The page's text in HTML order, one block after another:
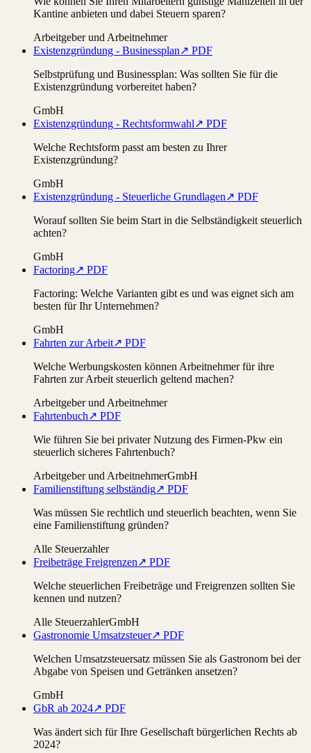
Kantine anbieten und dabei Steuern sparen?
Arbeitgeber und Arbeitnehmer
Existenzgründung - Businessplan↗ PDF
Selbstprüfung und Businessplan: Was sollten Sie für die
Existenzgründung vorbereitet haben?
GmbH
Existenzgründung - Rechtsformwahl↗ PDF
Welche Rechtsform passt am besten zu Ihrer
Existenzgründung?
GmbH
Existenzgründung - Steuerliche Grundlagen↗ PDF
Worauf sollten Sie beim Start in die Selbständigkeit steuerlich
achten?
GmbH
Factoring↗ PDF
Factoring: Welche Varianten gibt es und was eignet sich am
besten für Ihr Unternehmen?
GmbH
Fahrten zur Arbeit↗ PDF
Welche Werbungskosten können Arbeitnehmer für ihre
Fahrten zur Arbeit steuerlich geltend machen?
Arbeitgeber und Arbeitnehmer
Fahrtenbuch↗ PDF
Wie führen Sie bei privater Nutzung des Firmen-Pkw ein
steuerlich sicheres Fahrtenbuch?
Arbeitgeber und ArbeitnehmerGmbH
Familienstiftung selbständig↗ PDF
Was müssen Sie rechtlich und steuerlich beachten, wenn Sie
eine Familienstiftung gründen?
Alle Steuerzahler
Freibeträge Freigrenzen↗ PDF
Welche steuerlichen Freibeträge und Freigrenzen sollten Sie
kennen und nutzen?
Alle SteuerzahlerGmbH
Gastronomie Umsatzsteuer↗ PDF
Welchen Umsatzsteuersatz müssen Sie als Gastronom bei der
Abgabe von Speisen und Getränken ansetzen?
GmbH
GbR ab 2024↗ PDF
Was ändert sich für Ihre Gesellschaft bürgerlichen Rechts ab
2024?